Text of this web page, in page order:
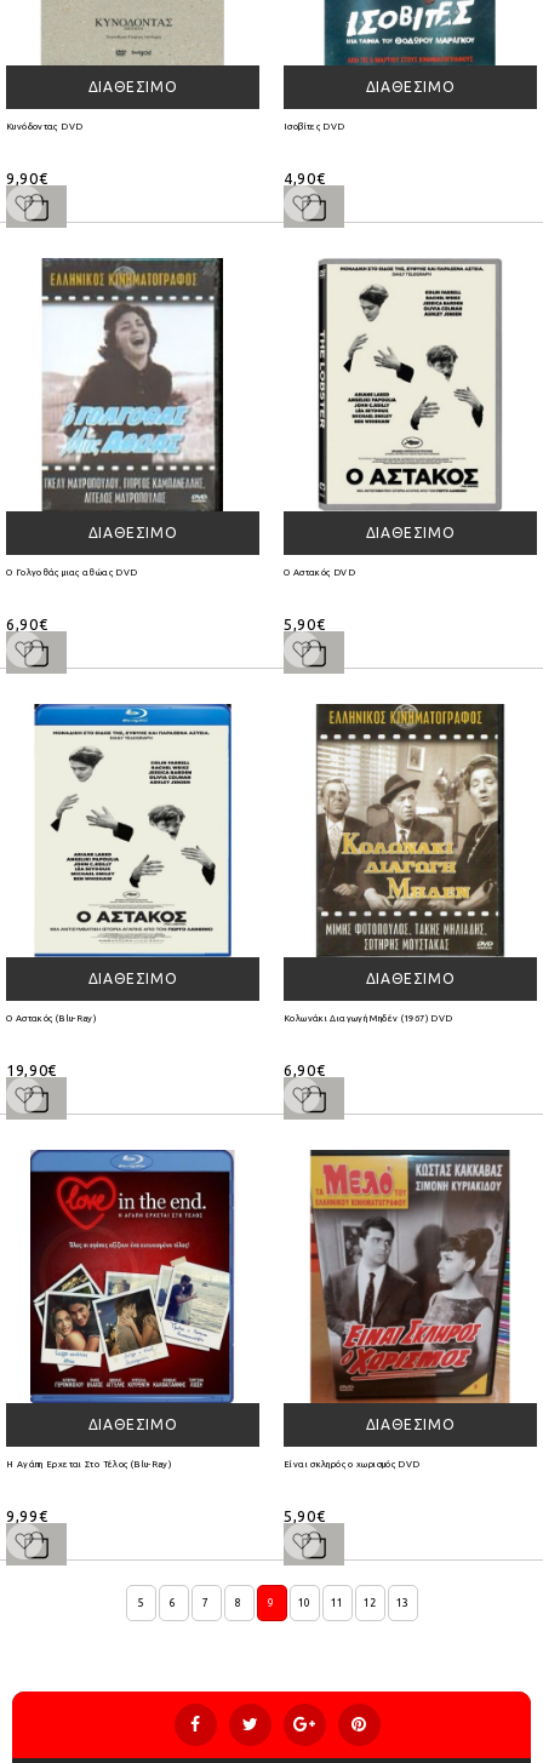
ΔΙΑΘΈΣΙΜΟ
Κυνόδοντας DVD
9,90€
ΔΙΑΘΈΣΙΜΟ
Ισοβίτες DVD
4,90€
ΔΙΑΘΈΣΙΜΟ
Ο Γολγοθάς μιας αθώας DVD
6,90€
ΔΙΑΘΈΣΙΜΟ
Ο Αστακός DVD
5,90€
ΔΙΑΘΈΣΙΜΟ
Ο Αστακός (Blu-Ray)
19,90€
ΔΙΑΘΈΣΙΜΟ
Κολωνάκι Διαγωγή Μηδέν (1967) DVD
6,90€
ΔΙΑΘΈΣΙΜΟ
Η Αγάπη Ερχεται Στο Τέλος (Blu-Ray)
9,99€
ΔΙΑΘΈΣΙΜΟ
Είναι σκληρός ο χωρισμός DVD
5,90€
5 6 7 8 9 10 11 12 13